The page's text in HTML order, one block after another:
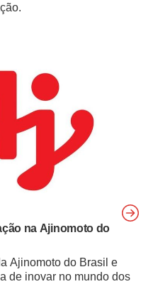
na Ajinomoto do
Ajinomoto do Brasil e
de inovar no mundo dos